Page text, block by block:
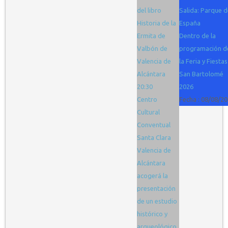
del libro
Historia de la
Ermita de
Valbón de
Valencia de
Alcántara
20:30
Centro
Cultural
Conventual
Santa Clara
Valencia de
Alcántara
acogerá la
presentación
de un estudio
histórico y
arqueológico
Salida: Parque
España
Dentro de la
programación
la Feria y Fiestas
San Bartolomé
2026
Fecha : 08/08/